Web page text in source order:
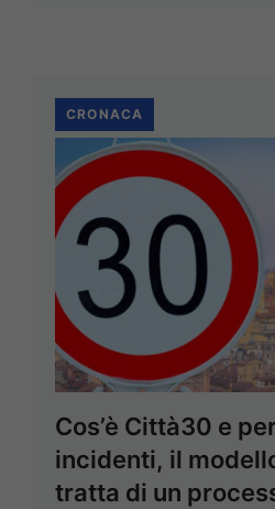
CRONACA
Cos’è Città30 e
incidenti, il
tratta di un